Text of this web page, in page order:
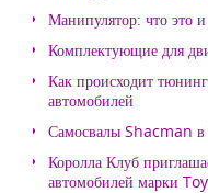
Манипулятор: что это
Комплектующие для
Как происходит
автомобилей
Самосвалы Shacman в
Королла Клуб
автомобилей марки